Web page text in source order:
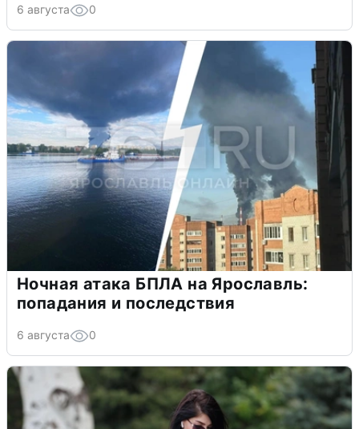
6 августа 0
Ночная атака БПЛА на Ярославль:
попадания и последствия
6 августа 0